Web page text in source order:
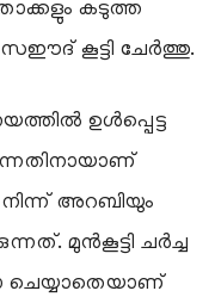
കടുത്ത
കൂട്ടി ചേർത്തു.
ഉൾപ്പെട്ട
നിന്ന് അറബിയും
മുൻകൂട്ടി ചർച്ച
ചെയ്യാതെയാണ്